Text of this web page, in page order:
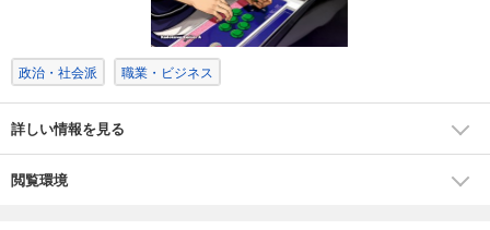
政治・社会派 職業・ビジネス
詳しい情報を見る
閲覧環境